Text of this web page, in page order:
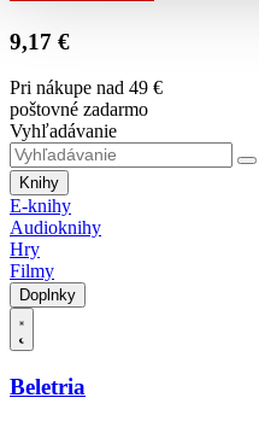
9,17 €
Pri nákupe nad 49 €
poštovné zadarmo
Vyhľadávanie
Knihy
E-knihy
Audioknihy
Hry
Filmy
Doplnky
Beletria